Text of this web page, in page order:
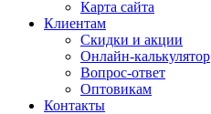
Карта сайта
Клиентам
Скидки и акции
Онлайн-калькулятор
Вопрос-ответ
Оптовикам
Контакты